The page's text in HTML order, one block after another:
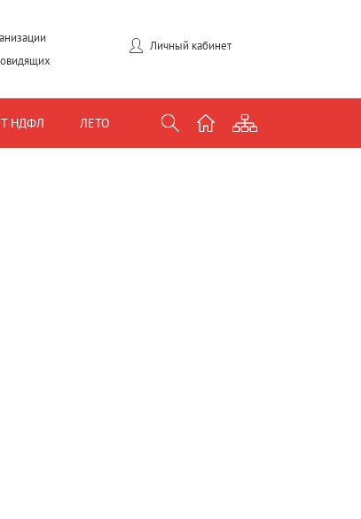
Личный кабинет
НДФЛ ЛЕТО